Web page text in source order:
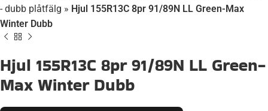
- dubb plåtfälg » Hjul 155R13C 8pr 91/89N LL Green-Max
Winter Dubb
Hjul 155R13C 8pr 91/89N LL Green-
Max Winter Dubb